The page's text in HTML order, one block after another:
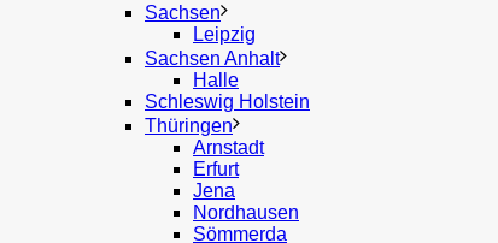
Sachsen
Leipzig
Sachsen Anhalt
Halle
Schleswig Holstein
Thüringen
Arnstadt
Erfurt
Jena
Nordhausen
Sömmerda